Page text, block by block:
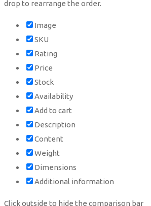
drop to rearrange the order.
Image
SKU
Rating
Price
Stock
Availability
Add to cart
Description
Content
Weight
Dimensions
Additional information
Click outside to hide the comparison bar